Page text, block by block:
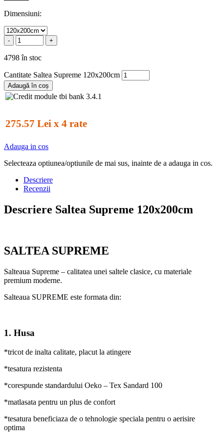
Dimensiuni:
- +
4798 în stoc
Cantitate Saltea Supreme 120x200cm
Adaugă în coș
275.57 Lei x 4 rate
Adauga in cos
Selecteaza optiunea/optiunile de mai sus, inainte de a adauga in cos.
Descriere
Recenzii
Descriere Saltea Supreme 120x200cm
SALTEA SUPREME
Salteaua Supreme – calitatea unei saltele clasice, cu materiale
premium moderne.
Salteaua SUPREME este formata din:
1. Husa
*tricot de inalta calitate, placut la atingere
*tesatura rezistenta
*corespunde standardului Oeko – Tex Sandard 100
*matlasata pentru un plus de confort
*tesatura beneficiaza de o tehnologie speciala pentru o aerisire
optima